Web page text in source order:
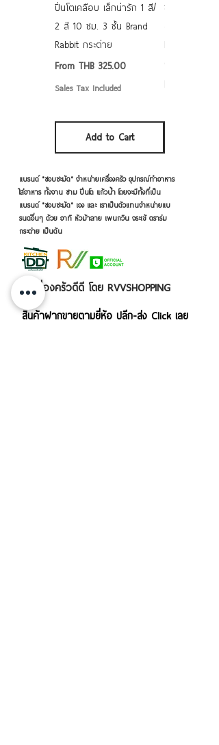
ปิ่นโตเคลือบ เล็กน่ารัก 1 สี/
2 สี 10 ซม. 3 ชั้น Brand
Rabbit กระต่าย
From THB 325.00
Sale Price
Sales Tax Included
Add to Cart
ชามเคลือบ
แบรนด์ "ชอบชะมัด" จำหน่ายเครื่องครัว อุปกรณ์ทำอาหาร
ใส่อาหาร ทั้งจาน ชาม ปิ่นโต แก้วน้ำ โดยจะมีทั้งที่เป็น
แบรนด์ "ชอบชะมัด" เอง และ เราเป็นตัวแทนจำหน่ายแบ
รนด์อื่นๆ ด้วย อาทิ หัวม้าลาย เพนกวิน จระเข้ ตราร่ม
กระต่าย เป็นต้น
เครื่องครัวดีดี โดย RVVSHOPPING
สินค้าฝากขายตามยี่ห้อ ปลีก-ส่ง Click เลย